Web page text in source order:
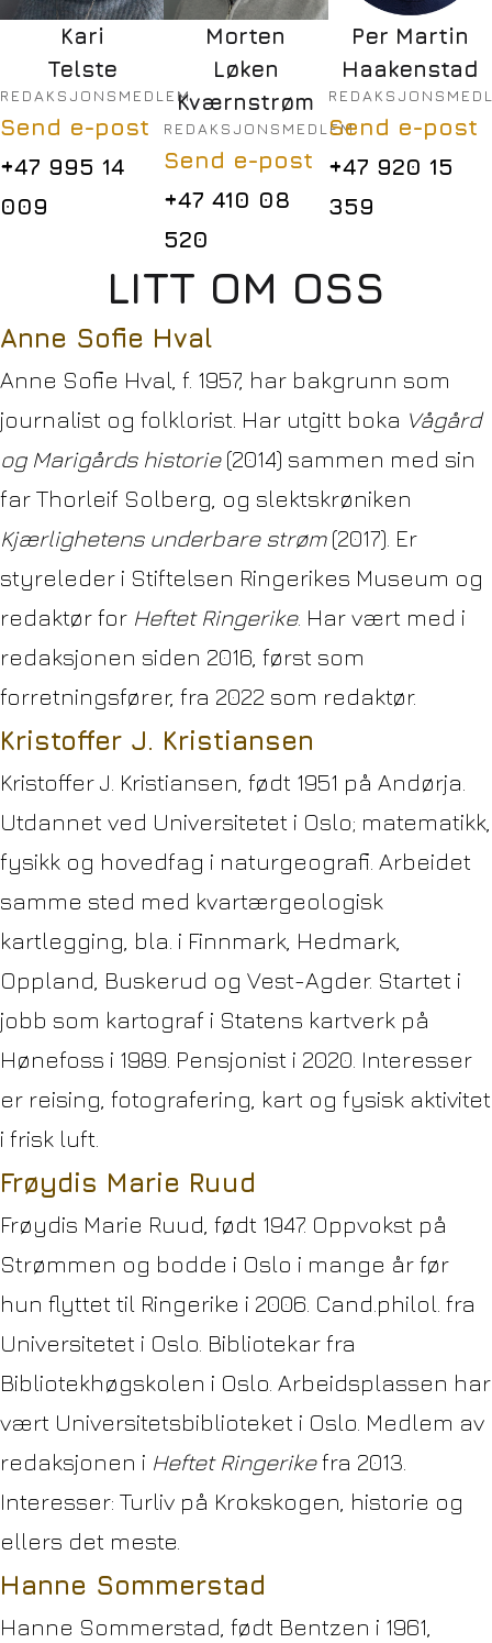
Kari
Telste
REDAKSJONSMEDLEM
Send e-post
+47 995 14
009
Morten
Løken
Kværnstrøm
REDAKSJONSMEDLEM
Send e-post
+47 410 08
520
Per Martin
Haakenstad
Send e-post
+47 920 15
359
LITT OM OSS
Anne Sofie Hval
Anne Sofie Hval, f. 1957, har bakgrunn som
journalist og folklorist. Har utgitt boka Vågård
og Marigårds historie(2014) sammen med sin
far Thorleif Solberg, og slektskrøniken
Kjærlighetens underbare strøm(2017). Er
styreleder i Stiftelsen Ringerikes Museum og
redaktør for Heftet Ringerike. Har vært med i
redaksjonen siden 2016, først som
forretningsfører, fra 2022 som redaktør.
Kristoffer J. Kristiansen
Kristoffer J. Kristiansen, født 1951 på Andørja.
Utdannet ved Universitetet i Oslo; matematikk,
fysikk og hovedfag i naturgeografi. Arbeidet
samme sted med kvartærgeologisk
kartlegging, bla. i Finnmark, Hedmark,
Oppland, Buskerud og Vest-Agder. Startet i
jobb som kartograf i Statens kartverk på
Hønefoss i 1989. Pensjonist i 2020. Interesser
er reising, fotografering, kart og fysisk aktivitet
i frisk luft.
Frøydis Marie Ruud
Frøydis Marie Ruud, født 1947. Oppvokst på
Strømmen og bodde i Oslo i mange år før
hun flyttet til Ringerike i 2006. Cand.philol. fra
Universitetet i Oslo. Bibliotekar fra
Bibliotekhøgskolen i Oslo. Arbeidsplassen har
vært Universitetsbiblioteket i Oslo. Medlem av
redaksjonen i Heftet Ringerikefra 2013.
Interesser: Turliv på Krokskogen, historie og
ellers det meste.
Hanne Sommerstad
Hanne Sommerstad, født Bentzen i 1961,